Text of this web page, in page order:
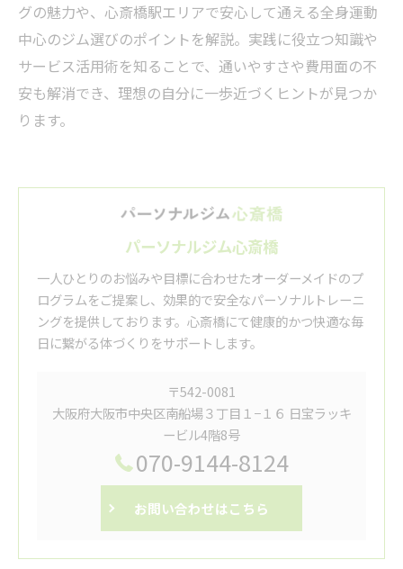
グの魅力や、心斎橋駅エリアで安心して通える全身運動
中心のジム選びのポイントを解説。実践に役立つ知識や
サービス活用術を知ることで、通いやすさや費用面の不
安も解消でき、理想の自分に一歩近づくヒントが見つか
ります。
パーソナルジム心斎橋
一人ひとりのお悩みや目標に合わせたオーダーメイドのプ
ログラムをご提案し、効果的で安全なパーソナルトレーニ
ングを提供しております。心斎橋にて健康的かつ快適な毎
日に繋がる体づくりをサポートします。
〒542-0081
大阪府大阪市中央区南船場３丁目１−１６ 日宝ラッキ
ービル4階8号
070-9144-8124
お問い合わせはこちら